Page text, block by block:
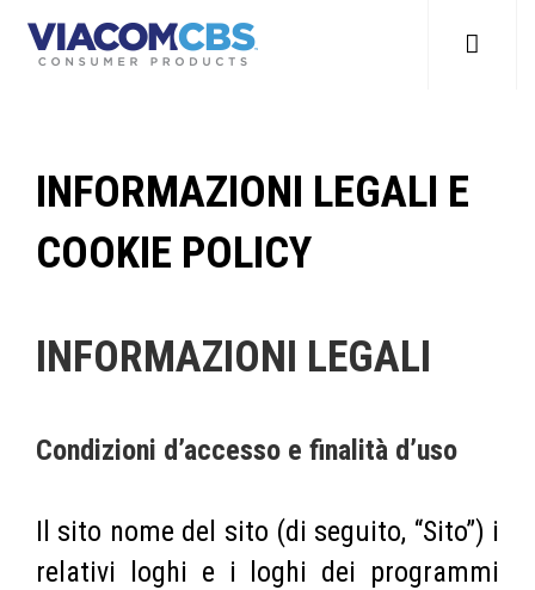
INFORMAZIONI LEGALI E
COOKIE POLICY
INFORMAZIONI LEGALI
Condizioni d’accesso e finalità d’uso
Il sito nome del sito (di seguito, “Sito”) i
relativi loghi e i loghi dei programmi